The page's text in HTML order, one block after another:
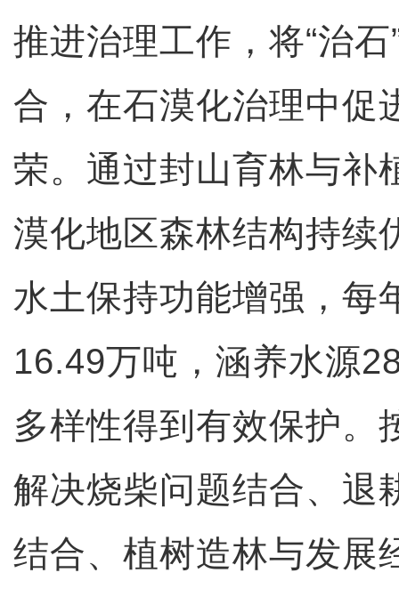
推进治理工作，将“治石
合，在石漠化治理中促
荣。通过封山育林与补
漠化地区森林结构持续
水土保持功能增强，每
16.49万吨，涵养水源
多样性得到有效保护。
解决烧柴问题结合、退
结合、植树造林与发展